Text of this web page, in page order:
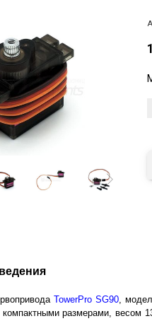
TowerPro SG90,
компактными размерами,